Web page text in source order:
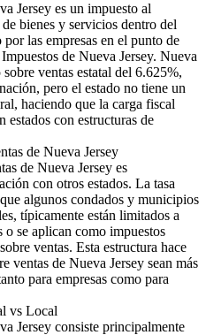
Jersey es un impuesto al
bienes y servicios dentro del
las empresas en el punto de
de Nueva Jersey. Nueva
ventas estatal del 6.625%,
pero el estado no tiene un
haciendo que la carga fiscal
estados con estructuras de
de Nueva Jersey
de Nueva Jersey es
con otros estados. La tasa
algunos condados y municipios
típicamente están limitados a
o se aplican como impuestos
ventas. Esta estructura hace
ventas de Nueva Jersey sean más
para empresas como para
vs Local
Jersey consiste principalmente